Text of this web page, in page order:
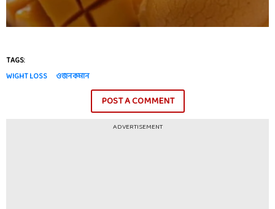
TAGS:
WIGHT LOSS
ওজন কমান
POST A COMMENT
ADVERTISEMENT